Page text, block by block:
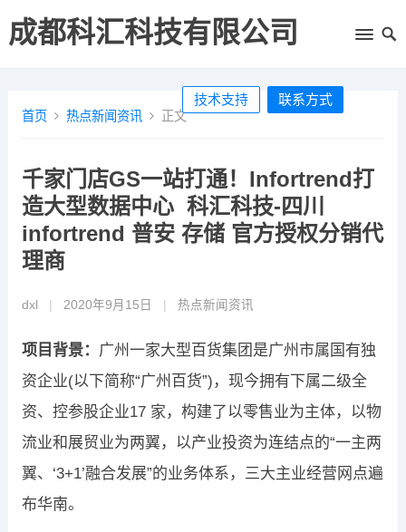
成都科汇科技有限公司
技术支持 联系方式
首页 热点新闻资讯 正文
千家门店GS一站打通！Infortrend打
造大型数据中心 科汇科技-四川
infortrend 普安 存储 官方授权分销代
理商
dxl 2020年9月15日 热点新闻资讯
项目背景： 广州一家大型百货集团是广州市属国有独
资企业(以下简称“广州百货”)，现今拥有下属二级全
资、控参股企业17 家，构建了以零售业为主体，以物
流业和展贸业为两翼，以产业投资为连结点的“一主两
翼、‘3+1’融合发展”的业务体系，三大主业经营网点遍
布华南。